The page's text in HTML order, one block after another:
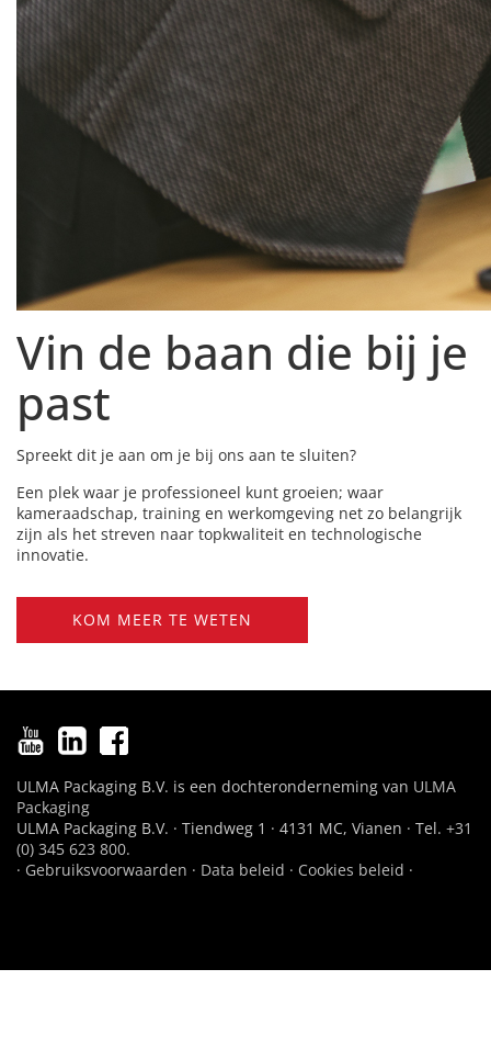
Vin de baan die bij je
past
Spreekt dit je aan om je bij ons aan te sluiten?
Een plek waar je professioneel kunt groeien; waar
kameraadschap, training en werkomgeving net zo belangrijk
zijn als het streven naar topkwaliteit en technologische
innovatie.
KOM MEER TE WETEN
ULMA Packaging B.V. is een dochteronderneming van ULMA
Packaging
ULMA Packaging B.V. · Tiendweg 1 · 4131 MC, Vianen · Tel. +31
(0) 345 623 800.
· Gebruiksvoorwaarden · Data beleid · Cookies beleid ·